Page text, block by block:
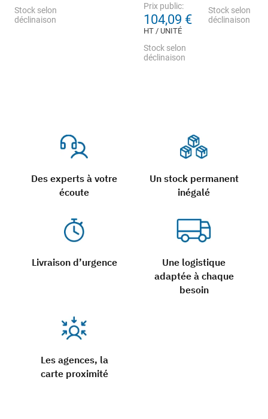
Des experts à votre
écoute
Un stock permanent
inégalé
Livraison d’urgence
Une logistique
adaptée à chaque
besoin
Les agences, la
carte proximité
Stock selon
déclinaison
Prix public:
104,09 €
HT / UNITÉ
Stock selon
déclinaison
Stock selon
déclinaison